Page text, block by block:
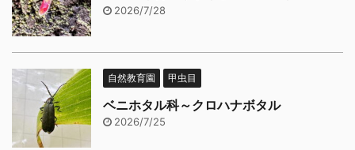
2026/7/28
自然教育園 甲虫目
ベニホタル科～クロハナボタル
2026/7/25